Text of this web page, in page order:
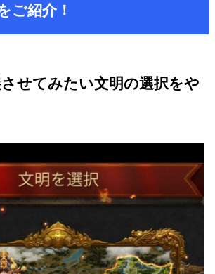
ご紹介！
せてみたい文明の選択をや